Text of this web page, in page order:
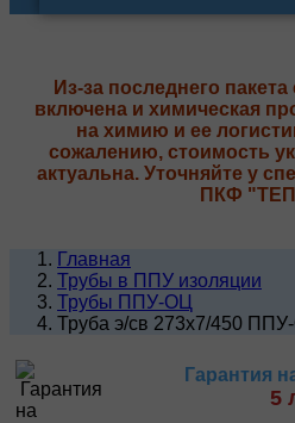
Из-за последнего
включена и химическая
на химию и ее
сожалению, стоимость
актуальна. Уточняйте у
ПКФ
Главная
Трубы в ППУ изоляции
Трубы ППУ-ОЦ
Труба э/св 273х7/450 ППУ-
Гарантия
5